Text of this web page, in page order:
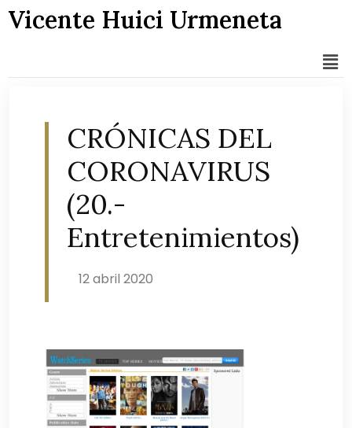
Vicente Huici Urmeneta
CRÓNICAS DEL
CORONAVIRUS
(20.-
Entretenimientos)
12 abril 2020